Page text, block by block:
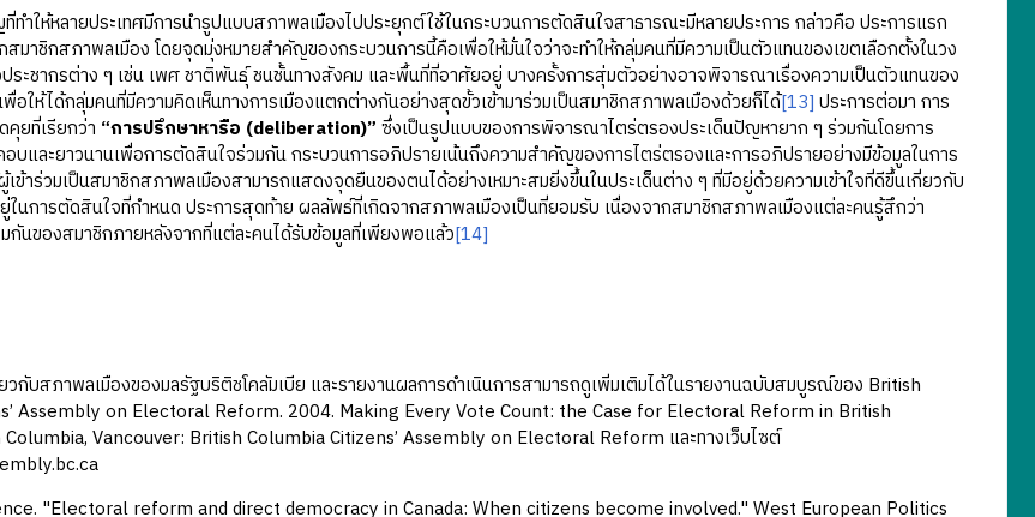
ห้หลายประเทศมีการนำรูปแบบสภาพลเมืองไปประยุกต์ใช้ในกระบวนการตัดสินใจสาธารณะมีหลายประการ กล่าวคือ ประการแรก
สมาชิกสภาพลเมือง โดยจุดมุ่งหมายสำคัญของกระบวนการนี้คือเพื่อให้มั่นใจว่าจะทำให้กลุ่มคนที่มีความเป็นตัวแทนของเขตเลือกตั้งในวง
ระชากรต่าง ๆ เช่น เพศ ชาติพันธุ์ ชนชั้นทางสังคม และพื้นที่ที่อาศัยอยู่ บางครั้งการสุ่มตัวอย่างอาจพิจารณาเรื่องความเป็นตัวแทนของ
พื่อให้ได้กลุ่มคนที่มีความคิดเห็นทางการเมืองแตกต่างกันอย่างสุดขั้วเข้ามาร่วมเป็นสมาชิกสภาพลเมืองด้วยก็ได้[13] ประการต่อมา การ
ยที่เรียกว่า “การปรึกษาหารือ (deliberation)” ซึ่งเป็นรูปแบบของการพิจารณาไตร่ตรองประเด็นปัญหายาก ๆ ร่วมกันโดยการ
บและยาวนานเพื่อการตัดสินใจร่วมกัน กระบวนการอภิปรายเน้นถึงความสำคัญของการไตร่ตรองและการอภิปรายอย่างมีข้อมูลในการ
ข้าร่วมเป็นสมาชิกสภาพลเมืองสามารถแสดงจุดยืนของตนได้อย่างเหมาะสมยิ่งขึ้นในประเด็นต่าง ๆ ที่มีอยู่ด้วยความเข้าใจที่ดีขึ้นเกี่ยวกับ
ในการตัดสินใจที่กำหนด ประการสุดท้าย ผลลัพธ์ที่เกิดจากสภาพลเมืองเป็นที่ยอมรับ เนื่องจากสมาชิกสภาพลเมืองแต่ละคนรู้สึกว่า
กันของสมาชิกภายหลังจากที่แต่ละคนได้รับข้อมูลที่เพียงพอแล้ว[14]
วกับสภาพลเมืองของมลรัฐบริติชโคลัมเบีย และรายงานผลการดำเนินการสามารถดูเพิ่มเติมได้ในรายงานฉบับสมบูรณ์ของ British
Assembly on Electoral Reform. 2004. Making Every Vote Count: the Case for Electoral Reform in British
Vancouver: British Columbia Citizens’ Assembly on Electoral Reform และทางเว็บไซต์
"Electoral reform and direct democracy in Canada: When citizens become involved." West European Politics